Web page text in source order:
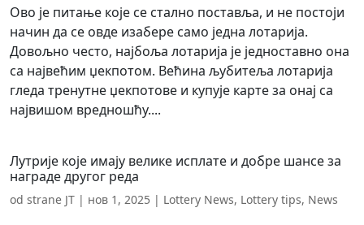
Ово је питање које се стално поставља, и не постоји
начин да се овде изабере само једна лотарија.
Довољно често, најбоља лотарија је једноставно она
са највећим џекпотом. Већина љубитеља лотарија
гледа тренутне џекпотове и купује карте за онај са
највишом вредношћу....
Лутрије које имају велике исплате и добре шансе за
награде другог реда
od strane JT | нов 1, 2025 | Lottery News, Lottery tips, News